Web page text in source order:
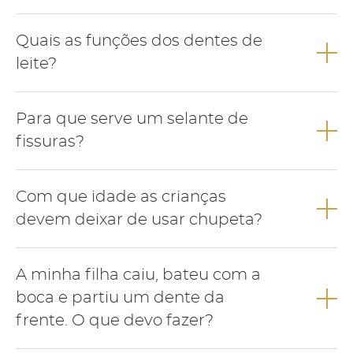
infância e pode ser removida numa consulta de medicina
dentária.
Quais as funções dos dentes de
leite?
mastigar, deglutir, manutenção de espaço para a correcta
erupção dos dentes definitivos e estética.
Para que serve um selante de
fissuras?
dos dentes com o objectivo de evitar a acumulação de restos
alimentares e prevenir o aparecimento de cárie.
Com que idade as crianças
devem deixar de usar chupeta?
criança deve deixar de usar chupeta até aos 3 anos de idade.
A minha filha caiu, bateu com a
boca e partiu um dente da
frente. O que devo fazer?